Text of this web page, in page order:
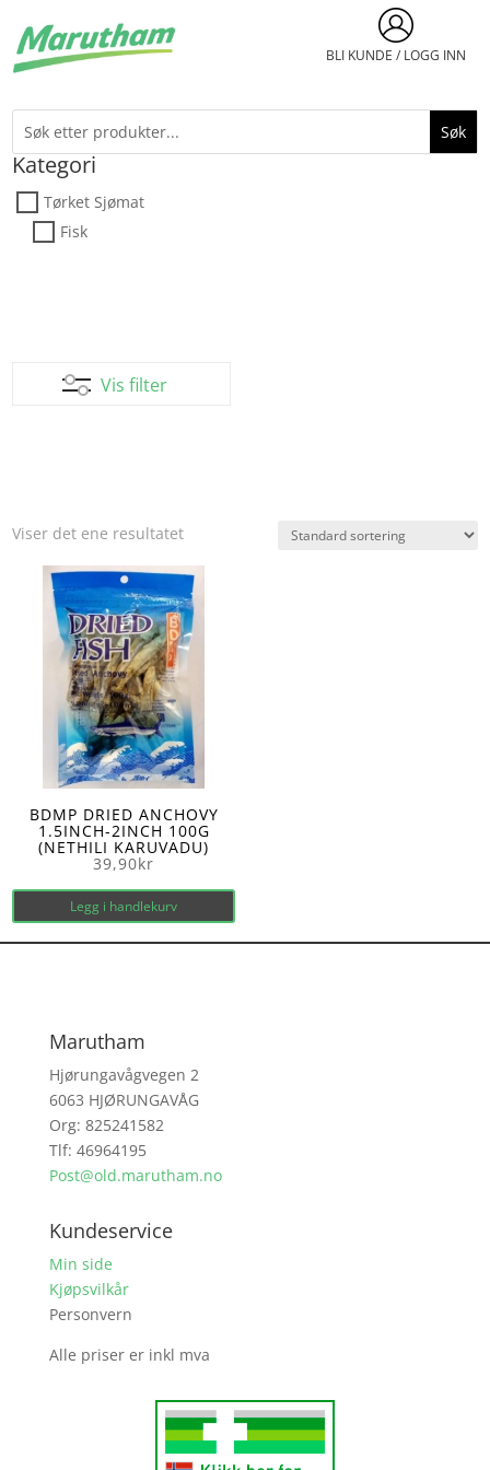
BLI KUNDE / LOGG INN
Kategori
Tørket Sjømat
Fisk
Vis filter
Viser det ene resultatet
BDMP DRIED ANCHOVY
1.5INCH-2INCH 100G
(NETHILI KARUVADU)
39,90kr
Legg i handlekurv
Marutham
Hjørungavågvegen 2
6063 HJØRUNGAVÅG
Org: 825241582
Tlf: 46964195
Post@old.marutham.no
Kundeservice
Min side
Kjøpsvilkår
Personvern
Alle priser er inkl mva